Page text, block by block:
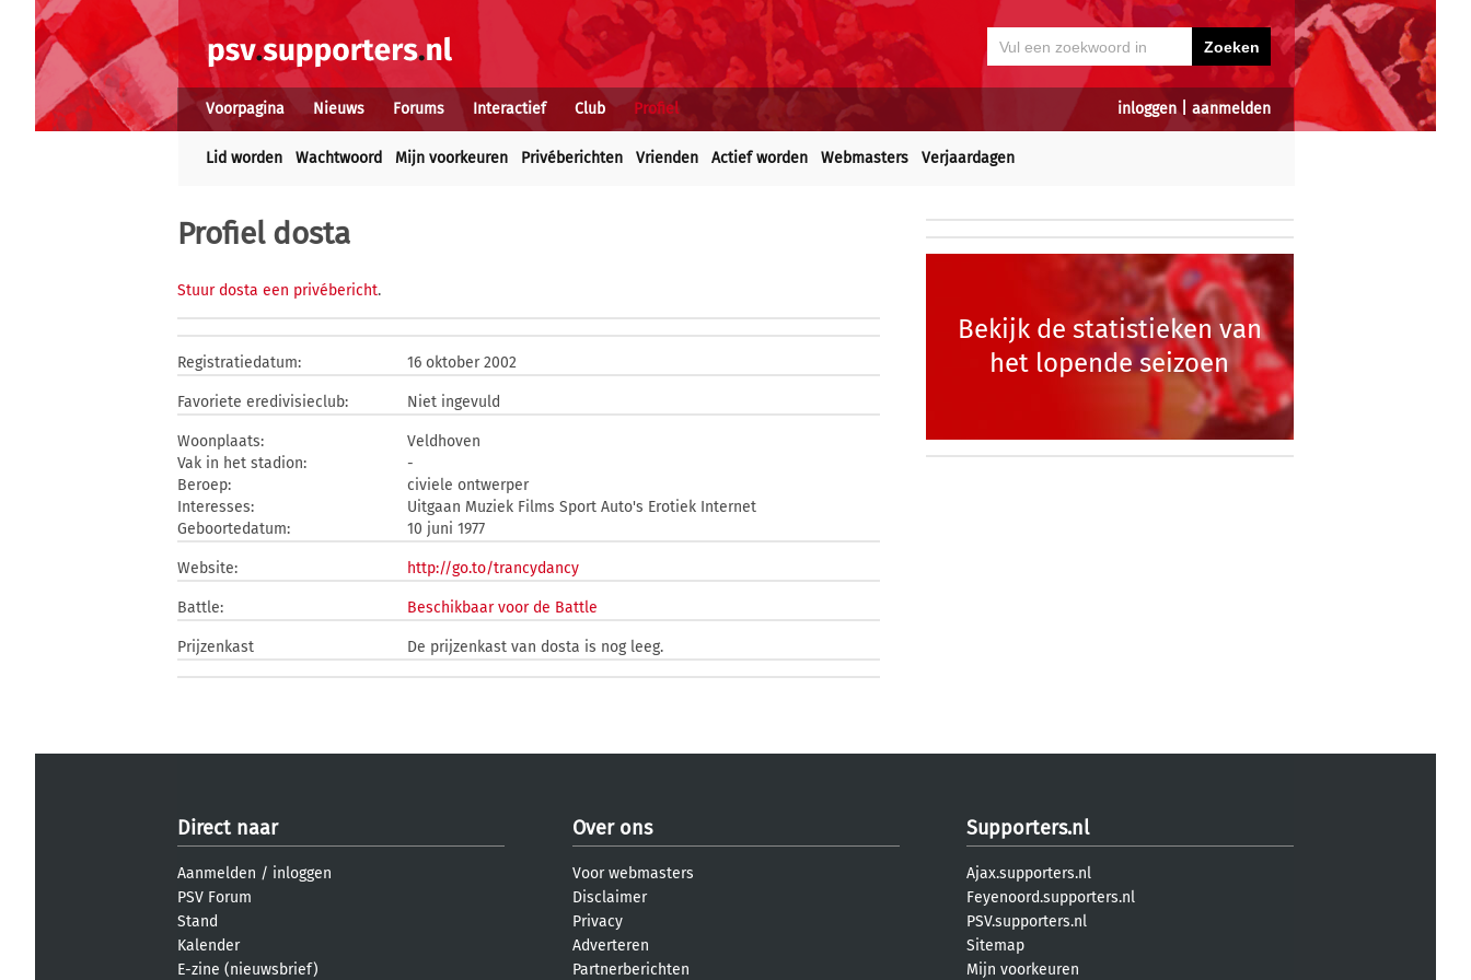
inloggen| aanmelden
Voorpagina Nieuws Forums Interactief Club Profiel
Lid worden Wachtwoord Mijn voorkeuren Privéberichten Vrienden Actief worden Webmasters Verjaardagen
Profiel dosta
Stuur dosta een privébericht.
Registratiedatum: 16 oktober 2002
Favoriete eredivisieclub: Niet ingevuld
Woonplaats:
Veldhoven
Vak in het stadion:
-
Beroep:
civiele ontwerper
Interesses:
Uitgaan Muziek Films Sport Auto's Erotiek Internet
Geboortedatum:
10 juni 1977
Website: http://go.to/trancydancy
Battle: Beschikbaar voor de Battle
Prijzenkast De prijzenkast van dosta is nog leeg.
Bekijk de statistieken van
het lopende seizoen
Direct naar
Aanmelden / inloggen
PSV Forum
Stand
Kalender
E-zine (nieuwsbrief)
Over ons
Voor webmasters
Disclaimer
Privacy
Adverteren
Partnerberichten
Supporters.nl
Ajax.supporters.nl
Feyenoord.supporters.nl
PSV.supporters.nl
Sitemap
Mijn voorkeuren